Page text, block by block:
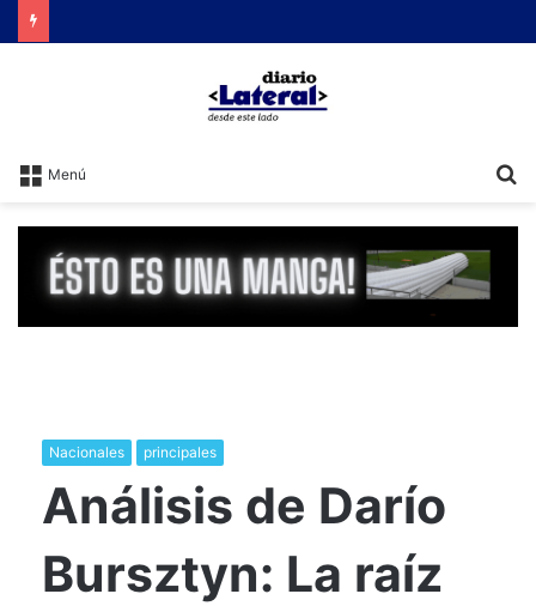
Menú
Nacionales principales
Análisis de Darío
Bursztyn: La raíz